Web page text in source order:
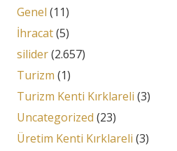
Genel (11)
İhracat(5)
silider(2.657)
Turizm (1)
Turizm Kenti Kırklareli (3)
Uncategorized (23)
Üretim Kenti Kırklareli (3)